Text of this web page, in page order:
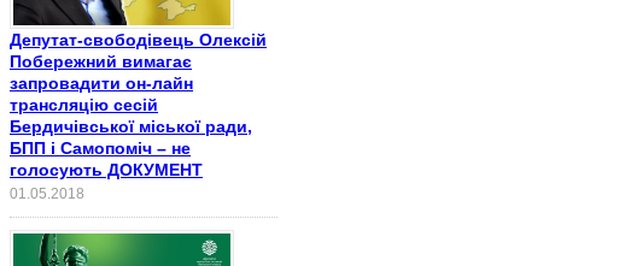
Депутат-свободівець Олексій
Побережний вимагає
запровадити он-лайн
трансляцію сесій
Бердичівської міської ради,
БПП і Самопоміч – не
голосують ДОКУМЕНТ
01.05.2018